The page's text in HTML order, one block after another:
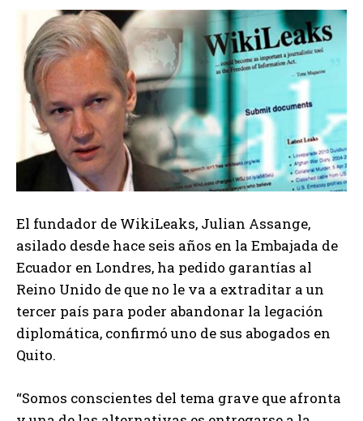
El fundador de WikiLeaks, Julian Assange,
asilado desde hace seis años en la Embajada de
Ecuador en Londres, ha pedido garantías al
Reino Unido de que no le va a extraditar a un
tercer país para poder abandonar la legación
diplomática, confirmó uno de sus abogados en
Quito.
“Somos conscientes del tema grave que afronta